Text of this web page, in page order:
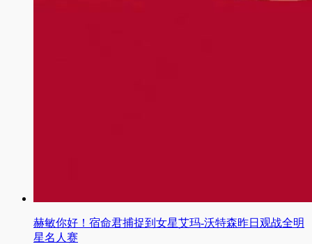
赫敏你好！宿命君捕捉到女星艾玛-沃特森昨日观战全明
星名人赛